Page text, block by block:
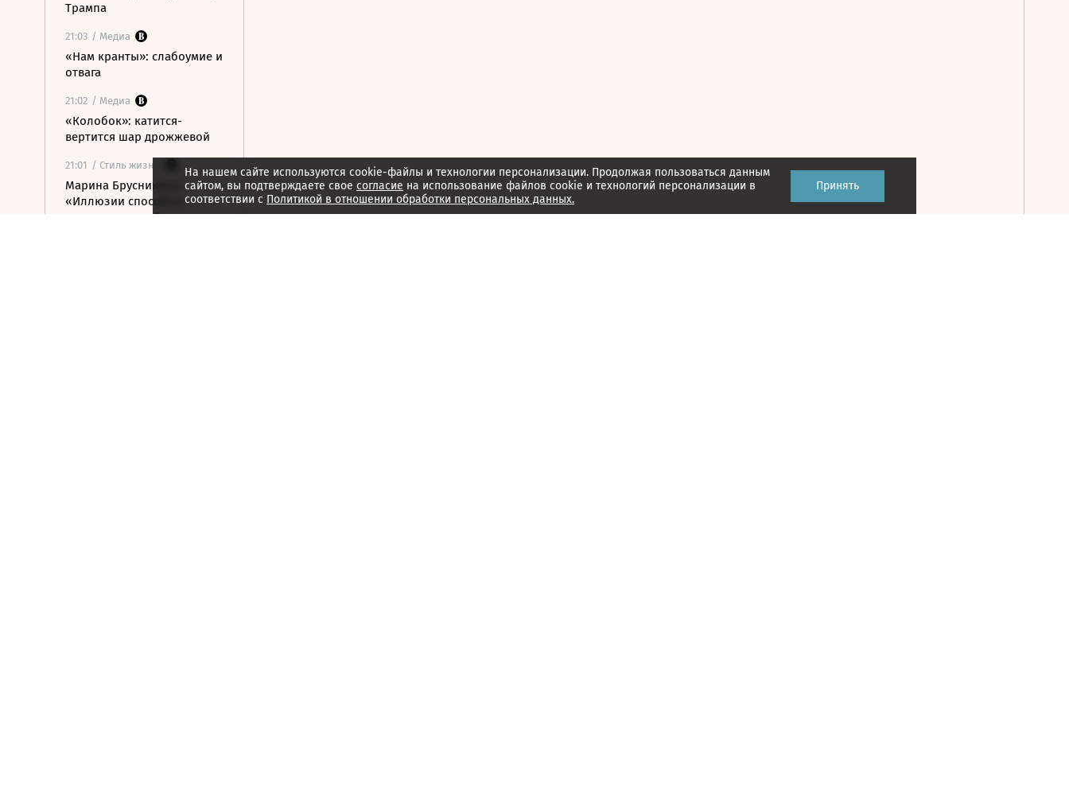
Трампа
21:03 / Медиа
«Нам кранты»: слабоумие и
отвага
21:02 / Медиа
«Колобок»: катится-
вертится шар дрожжевой
21:01 / Стиль жизни
Марина Брусникина:
«Иллюзии способны
влиять на людей»
На нашем сайте используются cookie-файлы и технологии персонализации. Продолжая пользоваться данным
сайтом, вы подтверждаете свое согласие на использование файлов cookie и технологий персонализации в
соответствии с Политикой в отношении обработки персональных данных.
Принять